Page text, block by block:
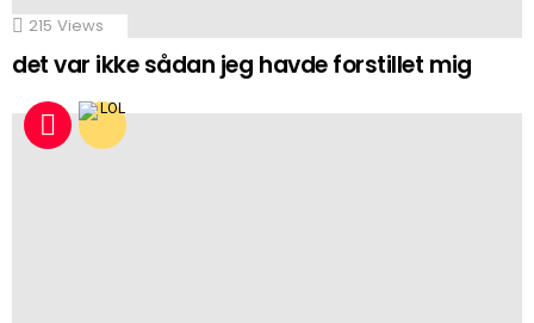
215 Views
det var ikke sådan jeg havde forstillet mig